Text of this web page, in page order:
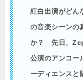
紅白出演がど
の音楽シーンの
か？ 先日、
公演のアンコー
ーディエンスと